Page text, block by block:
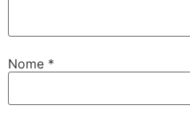
Nome *